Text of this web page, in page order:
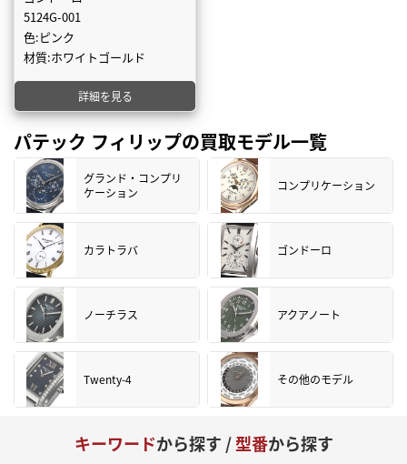
5124G-001
色:ピンク
材質:ホワイトゴールド
詳細を見る
パテック フィリップの買取モデル一覧
グランド・コンプリ
ケーション
コンプリケーション
カラトラバ ゴンドーロ
ノーチラス アクアノート
Twenty-4 その他のモデル
キーワードから探す /型番から探す